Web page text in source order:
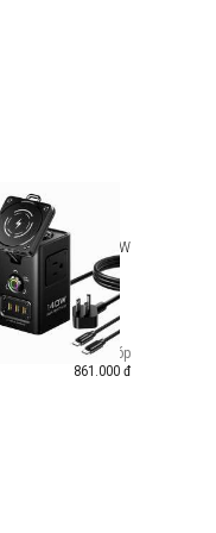
Pro Aurora 140W
IN-ONE KF27
Trả góp
861.000 đ